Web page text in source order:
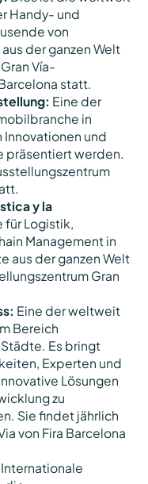
Handy- und
von
der ganzen Welt
Vía-
statt.
Eine der
in
Innovationen und
präsentiert werden.
y la
für Logistik,
Management in
aus der ganzen Welt
Gran
Eine der weltweit
Bereich
Es bringt
Experten und
Lösungen
zu
Sie findet jährlich
von Fira Barcelona
Internationale